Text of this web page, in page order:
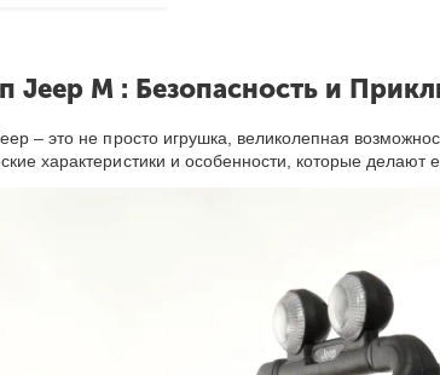
M : Безопасность и
– это не просто игрушка, великолепная
характеристики и особенности, которые